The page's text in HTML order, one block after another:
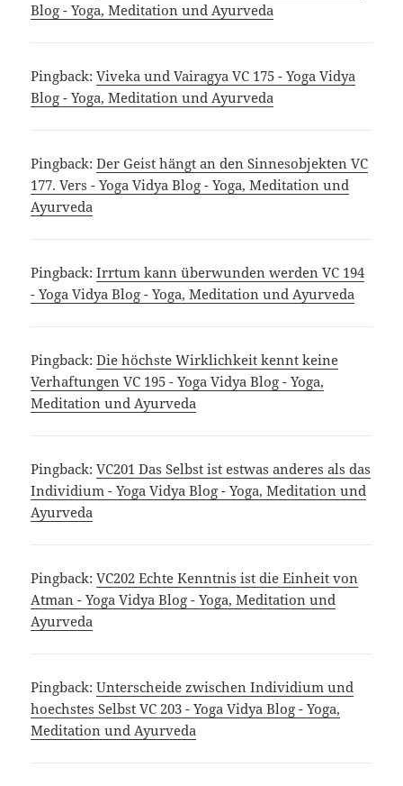
Blog - Yoga, Meditation und Ayurveda
Pingback:Viveka und Vairagya VC 175 - Yoga Vidya
Blog - Yoga, Meditation und Ayurveda
Pingback:Der Geist hängt an den Sinnesobjekten VC
177. Vers - Yoga Vidya Blog - Yoga, Meditation und
Ayurveda
Pingback:Irrtum kann überwunden werden VC 194
- Yoga Vidya Blog - Yoga, Meditation und Ayurveda
Pingback:Die höchste Wirklichkeit kennt keine
Verhaftungen VC 195 - Yoga Vidya Blog - Yoga,
Meditation und Ayurveda
Pingback:VC201 Das Selbst ist estwas anderes als das
Individium - Yoga Vidya Blog - Yoga, Meditation und
Ayurveda
Pingback:VC202 Echte Kenntnis ist die Einheit von
Atman - Yoga Vidya Blog - Yoga, Meditation und
Ayurveda
Pingback:Unterscheide zwischen Individium und
hoechstes Selbst VC 203 - Yoga Vidya Blog - Yoga,
Meditation und Ayurveda